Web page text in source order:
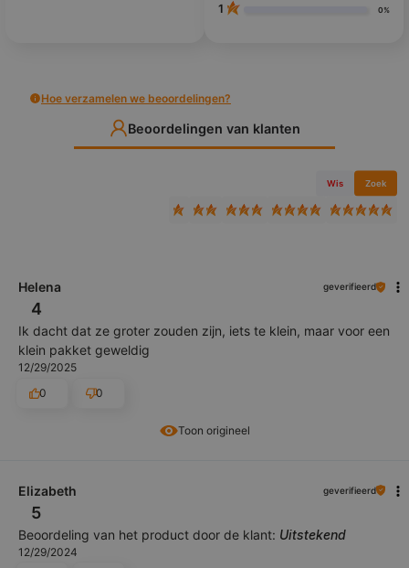
1 0%
Hoe verzamelen we beoordelingen?
Beoordelingen van klanten
Wis Zoek
Toon origineel
Helena geverifieerd
4
Ik dacht dat ze groter zouden zijn, iets te klein, maar voor een
klein pakket geweldig
12/29/2025
0
0
Elizabeth geverifieerd
5
Beoordeling van het product door de klant: Uitstekend
12/29/2024